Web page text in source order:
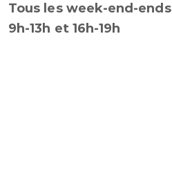
Tous les week-end-
9h-13h et 16h-19h